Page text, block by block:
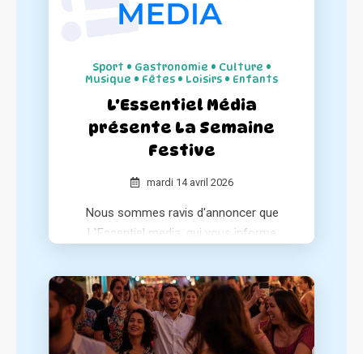
Sport • Gastronomie • Culture •
Musique • Fêtes • Loisirs • Enfants
L'Essentiel Média
présente La Semaine
Festive
mardi 14 avril 2026
Nous sommes ravis d'annoncer que
L'Essentiel media, qui vous informe
positive de votre région, a consacré un
article à notre association au sein de ses
différentes éditions.